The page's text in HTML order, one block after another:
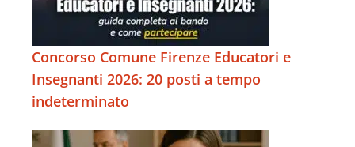
Concorso Comune Firenze Educatori e
Insegnanti 2026: 20 posti a tempo
indeterminato